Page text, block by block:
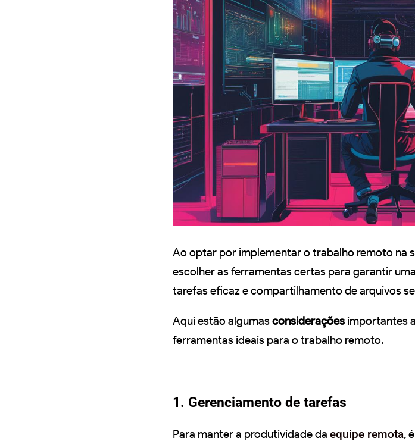
Ao optar por implementar o trabalho remoto na
escolher as ferramentas certas para garantir
tarefas eficaz e compartilhamento de arquivos
Aqui estão algumasconsiderações importantes
ferramentas ideais para o trabalho remoto.
1. Gerenciamento de tarefas
Para manter a produtividade da equipe remota,